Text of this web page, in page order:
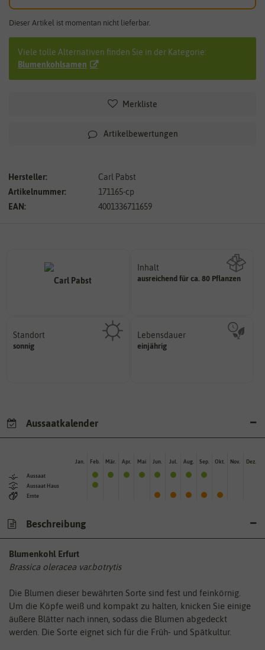
Dieser Artikel ist momentan nicht lieferbar.
Viele tolle Alternativen finden Sie in der Kategorie:
Blumenkohlsamen
Merkliste
Artikelbewertungen
Hersteller:
Carl Pabst
Artikelnummer:
171165-cp
EAN:
4001336711659
Inhalt
ausreichend für ca. 80 Pflanzen
Wie viel ist enthalten
Standort
sonnig
Pflanze? (schattig, halbschattig,
sonnig, vollsonnig)
Lebensdauer
einjährig
einjährig, zweijährig oder
mehrjährig.
Aussaatkalender
Aussaat
Aussaat Haus
Ernte
Jan. Feb. Mär. Apr. Mai Jun. Jul. Aug. Sep. Okt. Nov. Dez.
Beschreibung
Blumenkohl Erfurt
Brassica oleracea var.botrytis
Die Blumen dieser bewährten Sorte sind fest und feinkörnig.
Um die Köpfe weiß und kompakt zu halten, knicken Sie einige
äußere Blätter nach innen, sodass die Blumen abgedeckt
werden. Die Sorte eignet sich für die Früh- und Spätkultur.